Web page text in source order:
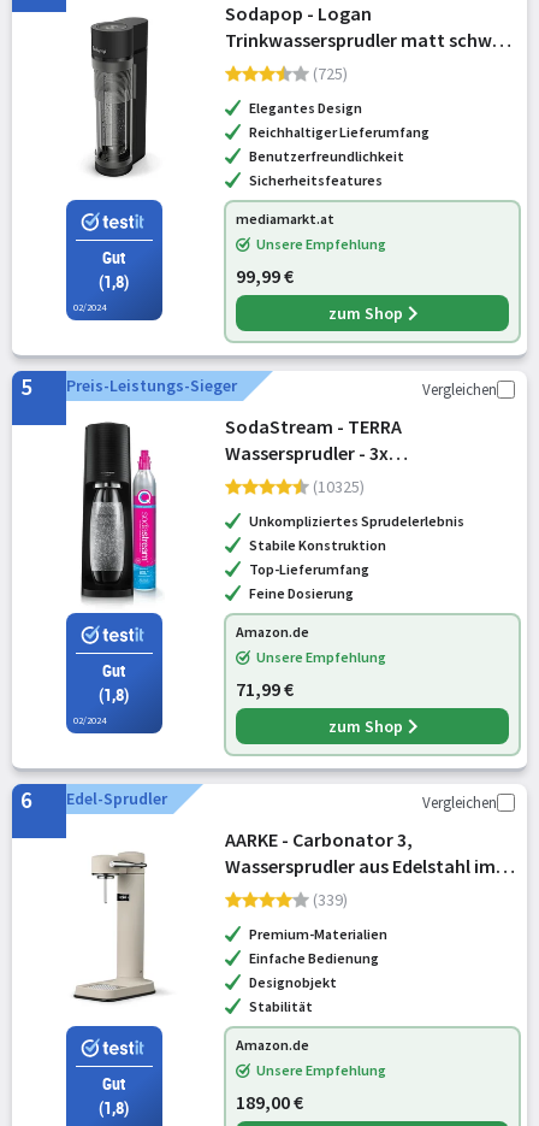
Gut
(1,8)
02/2024
Sodapop - Logan
Trinkwassersprudler matt schwarz
(10026030)(725)
Elegantes Design
Reichhaltiger Lieferumfang
Benutzerfreundlichkeit
Sicherheitsfeatures
mediamarkt.at
Unsere Empfehlung
99,99 €
zum Shop
5 Preis-Leistungs-Sieger Vergleichen
Gut
(1,8)
02/2024
SodaStream - TERRA
Wassersprudler - 3x
Sprudlerflaschen & CO2-Zylinder
(10325)
Unkompliziertes Sprudelerlebnis
Stabile Konstruktion
Top-Lieferumfang
Feine Dosierung
Amazon.de
Unsere Empfehlung
71,99 €
zum Shop
6 Edel-Sprudler Vergleichen
Gut
(1,8)
AARKE - Carbonator 3,
Wassersprudler aus Edelstahl im
modernen Sand Finish mit BPA-
Sprudelwasserbereiter für
Leitungswasser, kompatibe
(339)
Premium-Materialien
Einfache Bedienung
Designobjekt
Stabilität
Amazon.de
Unsere Empfehlung
189,00 €